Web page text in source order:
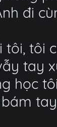
đi
tôi, tôi
tay
học